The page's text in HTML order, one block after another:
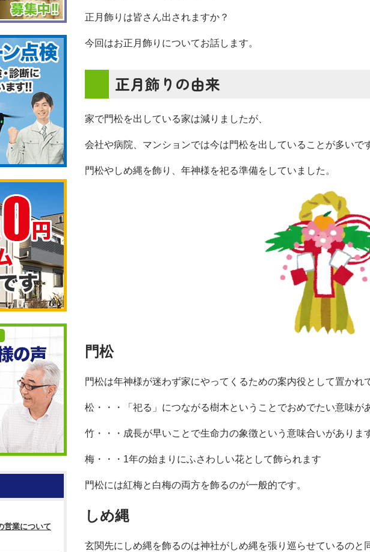
正月飾りは皆さん出されますか？
今回はお正月飾りについてお話します。
正月飾りの由来
家で門松を出している家は減りましたが、
会社や病院、マンションでは今は門松を出していることが多いで
門松やしめ縄を飾り、年神様を祀る準備をしていました。
門松
門松は年神様が迷わず家にやってくるための案内役として置かれ
松・・・「祀る」につながる樹木ということでおめでたい意味が
竹・・・成長が早いことで生命力の象徴という意味合いがありま
梅・・・1年の始まりにふさわしい花として飾られます
門松には紅梅と白梅の両方を飾るのが一般的です。
しめ縄
玄関先にしめ縄を飾るのは神社がしめ縄を張り巡らせているのと
営業について